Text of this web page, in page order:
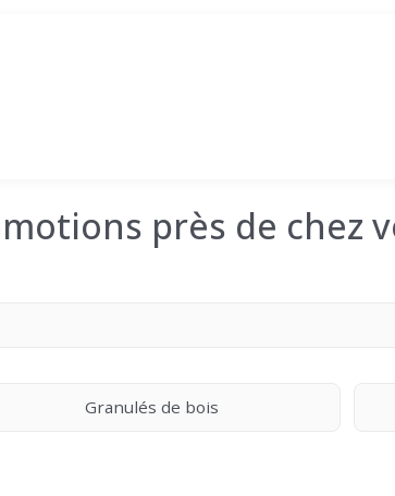
près de chez
Granulés de bois